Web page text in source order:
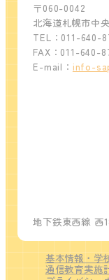
〒060-0042
北海道札幌市中
TEL：011-640-
FAX：011-640-
E-mail： info-
地下鉄東西線 西
基本情報・学
通信教育実施